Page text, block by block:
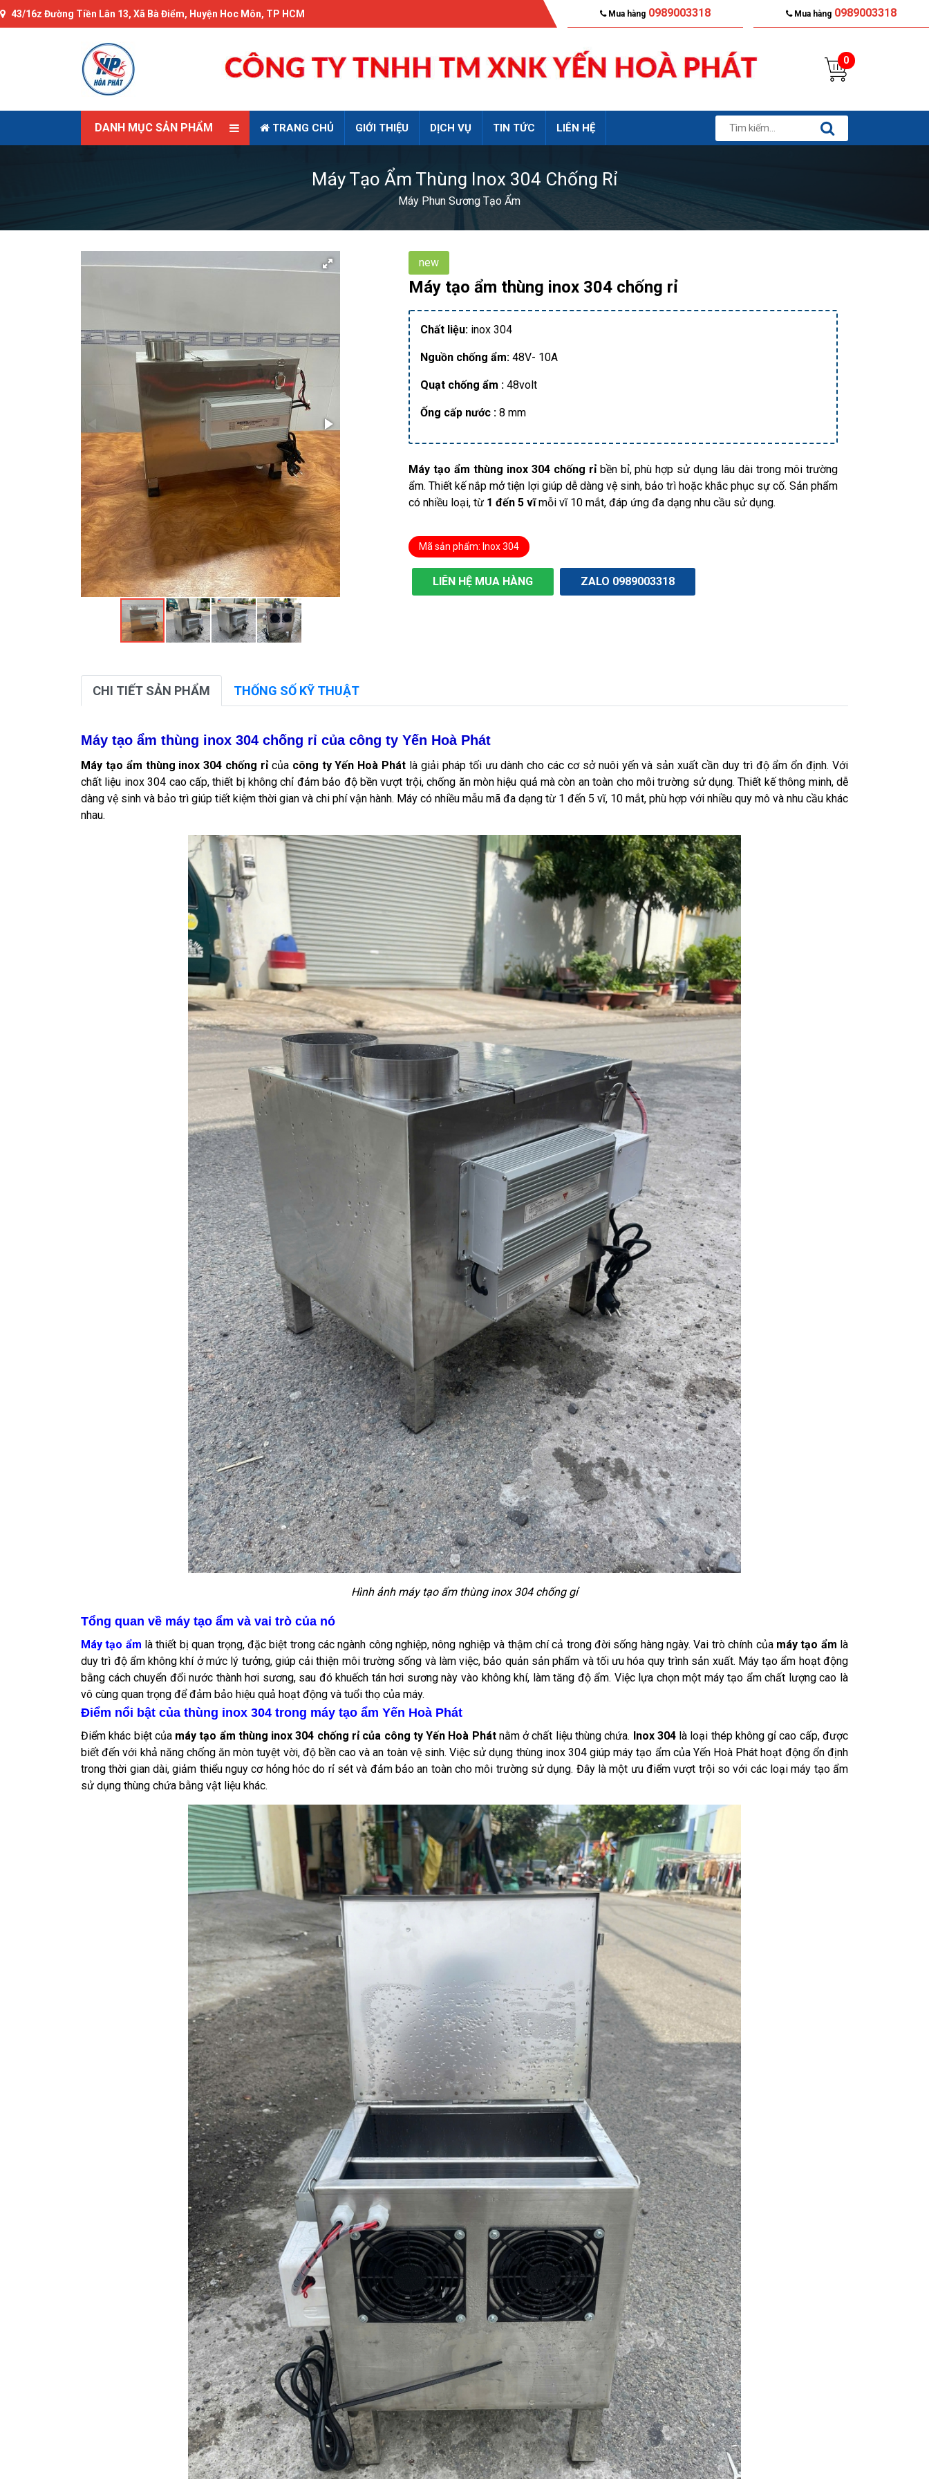
43/16z Đường Tiền Lân 13, Xã Bà Điểm, Huyện Hoc Môn, TP HCM Mua hàng0989003318 Mua hàng0989003318
0
DANH MỤC SẢN PHẨM TRANG CHỦ GIỚI THIỆU DỊCH VỤ TIN TỨC LIÊN HỆ
Máy Tạo Ẩm Thùng Inox 304 Chống Rỉ
Máy Phun Sương Tạo Ẩm
new
Máy tạo ẩm thùng inox 304 chống rỉ
Chất liệu: inox 304
Nguồn chống ẩm: 48V- 10A
Quạt chống ẩm : 48volt
Ống cấp nước : 8 mm
Máy tạo ẩm thùng inox 304 chống rỉ bền bỉ, phù hợp sử dụng lâu dài trong môi trường
ẩm. Thiết kế nắp mở tiện lợi giúp dễ dàng vệ sinh, bảo trì hoặc khắc phục sự cố. Sản phẩm
có nhiều loại, từ 1 đến 5 vĩmỗi vĩ 10 mắt, đáp ứng đa dạng nhu cầu sử dụng.
Mã sản phẩm: Inox 304
LIÊN HỆ MUA HÀNG ZALO 0989003318
CHI TIẾT SẢN PHẨM THỐNG SỐ KỸ THUẬT
Máy tạo ẩm thùng inox 304 chống rỉ của công ty Yến Hoà Phát
Máy tạo ẩm thùng inox 304 chống rỉcủa công ty Yến Hoà Phát là giải pháp tối ưu dành cho các cơ sở nuôi yến và sản xuất cần duy trì độ ẩm ổn định. Với
chất liệu inox 304 cao cấp, thiết bị không chỉ đảm bảo độ bền vượt trội, chống ăn mòn hiệu quả mà còn an toàn cho môi trường sử dụng. Thiết kế thông minh, dễ
dàng vệ sinh và bảo trì giúp tiết kiệm thời gian và chi phí vận hành. Máy có nhiều mẫu mã đa dạng từ 1 đến 5 vĩ, 10 mắt, phù hợp với nhiều quy mô và nhu cầu khác
nhau.
Hình ảnh máy tạo ẩm thùng inox 304 chống gỉ
Tổng quan về máy tạo ẩm và vai trò của nó
Máy tạo ẩm là thiết bị quan trọng, đặc biệt trong các ngành công nghiệp, nông nghiệp và thậm chí cả trong đời sống hàng ngày. Vai trò chính củamáy tạo ẩm là
duy trì độ ẩm không khí ở mức lý tưởng, giúp cải thiện môi trường sống và làm việc, bảo quản sản phẩm và tối ưu hóa quy trình sản xuất. Máy tạo ẩm hoạt động
bằng cách chuyển đổi nước thành hơi sương, sau đó khuếch tán hơi sương này vào không khí, làm tăng độ ẩm. Việc lựa chọn một máy tạo ẩm chất lượng cao là
vô cùng quan trọng để đảm bảo hiệu quả hoạt động và tuổi thọ của máy.
Điểm nổi bật của thùng inox 304 trong máy tạo ẩm Yến Hoà Phát
Điểm khác biệt của máy tạo ẩm thùng inox 304 chống rỉ của công ty Yến Hoà Phátnằm ở chất liệu thùng chứa. Inox 304 là loại thép không gỉ cao cấp, được
biết đến với khả năng chống ăn mòn tuyệt vời, độ bền cao và an toàn vệ sinh. Việc sử dụng thùng inox 304 giúp máy tạo ẩm của Yến Hoà Phát hoạt động ổn định
trong thời gian dài, giảm thiểu nguy cơ hỏng hóc do rỉ sét và đảm bảo an toàn cho môi trường sử dụng. Đây là một ưu điểm vượt trội so với các loại máy tạo ẩm
sử dụng thùng chứa bằng vật liệu khác.